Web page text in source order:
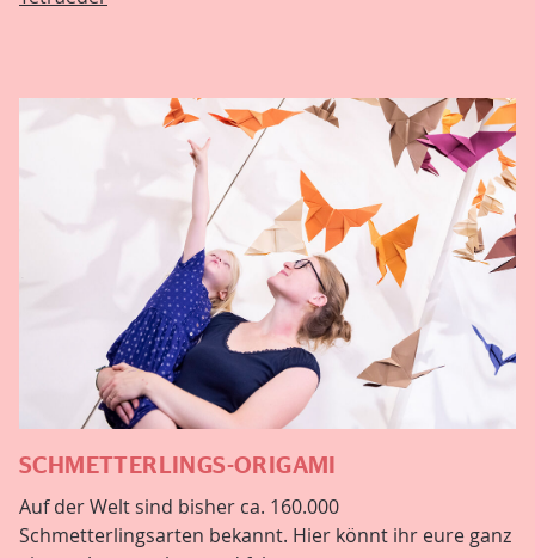
SCHMETTERLINGS-ORIGAMI
Auf der Welt sind bisher ca. 160.000
Schmetterlingsarten bekannt. Hier könnt ihr eure ganz